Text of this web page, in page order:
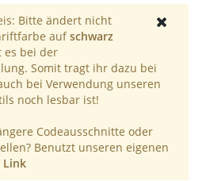
Bitte ändert nicht
aufschwarz
es bei der
Somit tragt ihr dazu bei
bei Verwendung unseren
noch lesbar ist!
Codeausschnitte oder
Benutzt unseren eigenen
Link